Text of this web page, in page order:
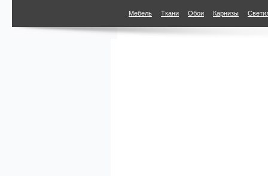
Мебель Ткани Обои Карнизы